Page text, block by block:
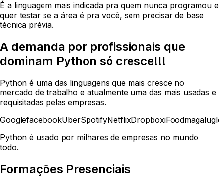
É a linguagem mais indicada pra quem nunca programou e
quer testar se a área é pra você, sem precisar de base
técnica prévia.
A demanda por profissionais que
dominam Python só cresce!!!
Python é uma das linguagens que mais cresce no
mercado de trabalho e atualmente uma das mais usadas e
requisitadas pelas empresas.
GooglefacebookUberSpotifyNetflixDropboxiFoodmagalu
Python é usado por milhares de empresas no mundo
todo.
Formações Presenciais